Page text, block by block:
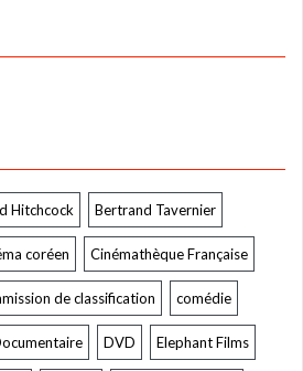
Hitchcock Bertrand Tavernier
coréen Cinémathèque Française
de classification comédie
DVD Elephant Films